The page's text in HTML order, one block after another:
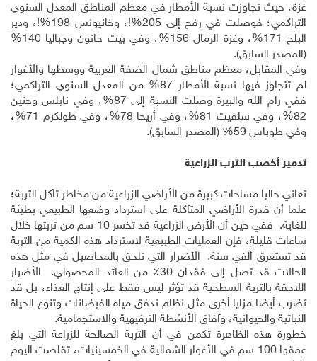
غزة، حيث تجاوزت نسبة الأمطار في معظم المناطق المعدل السنوي
التراكمي؛ فوصلت في رفح إلى 205%!، وخانيونس 198%!، ودير
البلح 171%، وغزة الرمال 156%، وفي بيت حانون وجباليا 140%
(المصدر السابق).
وفي المقابل، معظم مناطق شمال الضفة الغربية ووسطها والأغوار
لم تتجاوز فيها نسبة الأمطار 87% من المعدل السنوي التراكمي؛
ففي رام الله والبيرة وصلت النسبة إلى 87%، وفي نابلس وجنين
82%، وفي سلفيت 81%، وفي أريحا 78%، وفي طولكرم 71%،
وفي طوباس 59% (المصدر السابق).
تدمير أخصب الترب الزراعية
تعاني حاليا مساحات كبيرة من الأراضي الزراعية من مخاطر تآكل التربة؛
علما أن قدرة الأراضي المتآكلة على استرداد وضعها الطبيعي بطيئة
للغاية. ففي حين أن الأرض الزراعية قد تخسر 10 سم من تربتها خلال
ساعات قليلة، فإن العمليات الطبيعية لاسترداد هذه الكمية من التربة
قد تستغرق ألفي سنة. الأضرار التي تلحق بالمحاصيل في مثل هذه
الحالات قد تصل إلى فقدان 30٪ من العائد المحصولي. الأضرار
اللاحقة بالتربة السطحية قد تؤثر ليس فقط على إنتاج الغذاء، بل قد
تضرب أيضا مزايا أخرى مثل نظام تدفق مياه الفيضانات وتنوع الحياة
النباتية والحيوانية، وآفاق الأنشطة الترفيهية والاستجمامية.
خطورة هذه الظاهرة تكمن في أن التربة الصالحة للزراعة التي بلغ
عمقها 100 سم في الأغوار الشمالية في الخمسينيات، تقلصت اليوم